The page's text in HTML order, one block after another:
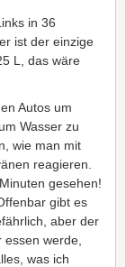
in 36
ist der einzige
L, das wäre
Autos um
Wasser zu
wie man mit
reagieren.
gesehen!
gibt es
aber der
werde,
was ich